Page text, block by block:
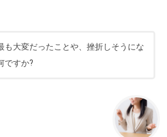
も大変だったことや、挫折しそうにな
ですか?